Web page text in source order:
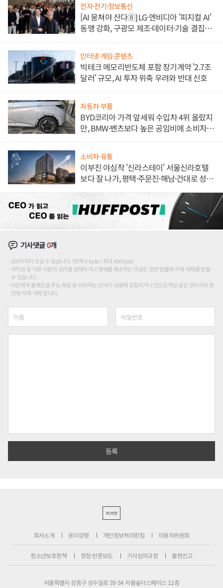
전자·전기·정보통신
[AI 뭉쳐야 산다⑧] LG·엔비디아 '피지컬 AI'
동맹 강화, 구광모 제조·데이터·기술 결집
인터넷·게임·콘텐츠
빅테크 메모리반도체 포함 장기계약 '2.7조
달러' 규모, AI 투자 위축 우려와 반대 신호
자동차·부품
BYD코리아 가격 앞세워 수입차 4위 올랐지
만, BMW·벤츠보다 높은 공임비에 소비자
소비자·유통
이부진 야심작 '신라스테이' 서울신라호텔
보다 잘 나가, 평택·주문진·해남·건대로 성
기사댓글0개
200자까지 쓰실 수 있습니다. (현재 0 byte / 최대 400byte)
저작권 등 다른 사람의 권리를 침해하거나 명예를 훼손하는 댓글은 관련 법률에 의해 제재를 받을
수 있습니다.
타인에게 불쾌감을 주는 욕설 등 비하하는 단어가 내용에 포함되거나 인신공격성 글은 관리자의 판
단에 의해 삭제 합니다.
PC버전
회사소개 윤리강령 개인정보처리방침 이용자위원회
청소년보호정책 정정·반론보도 기사심의규정 불편신고
서울특별시 성동구 성수일로 39-34 서울숲더스페이스 12층